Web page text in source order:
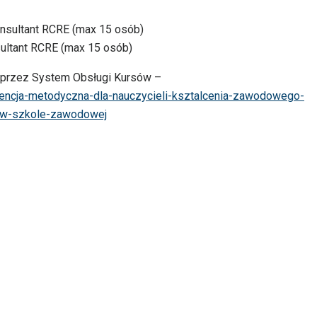
RCRE (max 15 osób)
RCRE (max 15 osób)
System Obsługi Kursów –
metodyczna-dla-nauczycieli-ksztalcenia-zawodowego-
szkole-zawodowej